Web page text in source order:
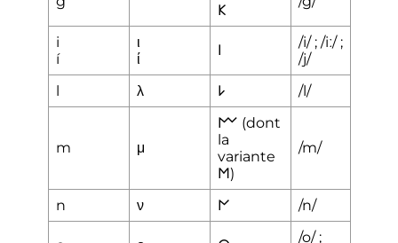
𐌊
i
í
ι
ί
𐌉 /i/ ; /iː/ ;
/j/
l
λ 𐌋 /l/
m μ
𐌌 (dont
la
variante
𐌑)
/m/
n ν 𐌍 /n/
/o/ ;